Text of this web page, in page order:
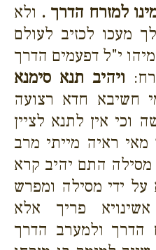
למזרח הדרך . ולא
מעכו לכזיב לעולם
י"ל דפעמים הדרך
ויהיב תנא סימנא
חשיבא חדא רצועה
וכי אין לתנא לציין
מאי ראיה מייתי מרב
התם יהיב קרא
ידי מסילה ומפרש
פריך אלא
הדרך ולמערב הדרך